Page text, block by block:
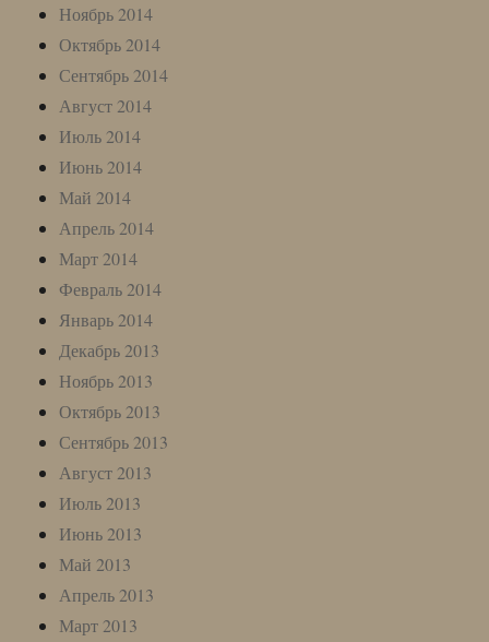
Ноябрь 2014
Октябрь 2014
Сентябрь 2014
Август 2014
Июль 2014
Июнь 2014
Май 2014
Апрель 2014
Март 2014
Февраль 2014
Январь 2014
Декабрь 2013
Ноябрь 2013
Октябрь 2013
Сентябрь 2013
Август 2013
Июль 2013
Июнь 2013
Май 2013
Апрель 2013
Март 2013